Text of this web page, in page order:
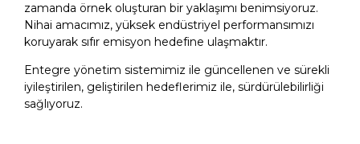
zamanda örnek oluşturan bir yaklaşımı benimsiyoruz.
Nihai amacımız, yüksek endüstriyel performansımızı
koruyarak sıfır emisyon hedefine ulaşmaktır.​
Entegre yönetim sistemimiz ile güncellenen ve sürekli
iyileştirilen, geliştirilen hedeflerimiz ile, sürdürülebilirliği
sağlıyoruz.